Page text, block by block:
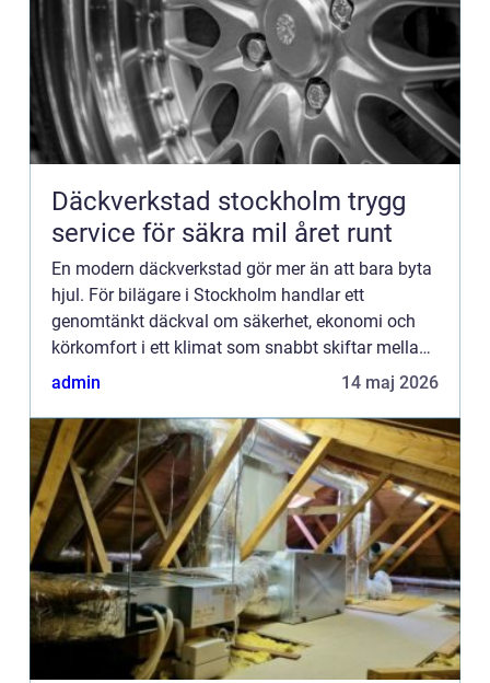
Däckverkstad stockholm trygg
service för säkra mil året runt
En modern däckverkstad gör mer än att bara byta
hjul. För bilägare i Stockholm handlar ett
genomtänkt däckval om säkerhet, ekonomi och
körkomfort i ett klimat som snabbt skiftar mellan
snömodd, regn och torra sommarvägar. Med rätt
admin 14 maj 2026